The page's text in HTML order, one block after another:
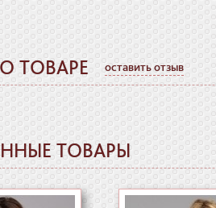
ТОВАРЕ оставить отзыв
ТОВАРЫ